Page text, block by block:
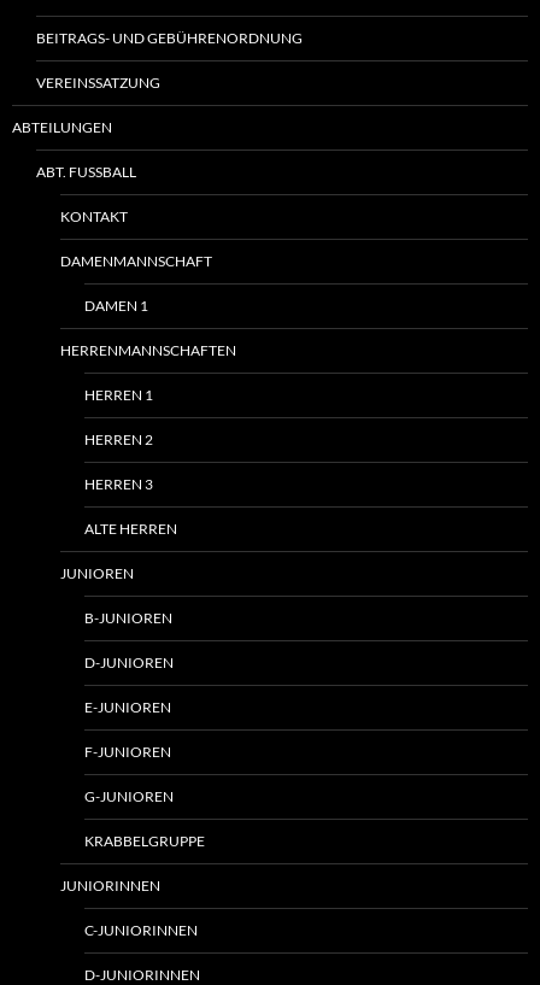
BEITRAGS- UND GEBÜHRENORDNUNG
VEREINSSATZUNG
ABTEILUNGEN
ABT. FUSSBALL
KONTAKT
DAMENMANNSCHAFT
DAMEN 1
HERRENMANNSCHAFTEN
HERREN 1
HERREN 2
HERREN 3
ALTE HERREN
JUNIOREN
B-JUNIOREN
D-JUNIOREN
E-JUNIOREN
F-JUNIOREN
G-JUNIOREN
KRABBELGRUPPE
JUNIORINNEN
C-JUNIORINNEN
D-JUNIORINNEN